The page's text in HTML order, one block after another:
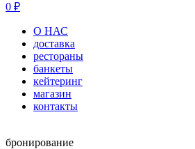
0 ₽
О НАС
доставка
рестораны
банкеты
кейтеринг
магазин
контакты
бронирование